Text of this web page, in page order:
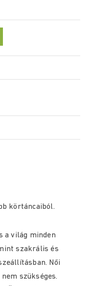
körtáncaiból.
a világ minden
szakrális és
Női
szükséges.